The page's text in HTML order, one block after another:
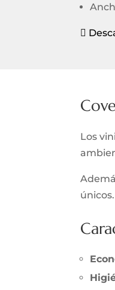

Los
únicos.